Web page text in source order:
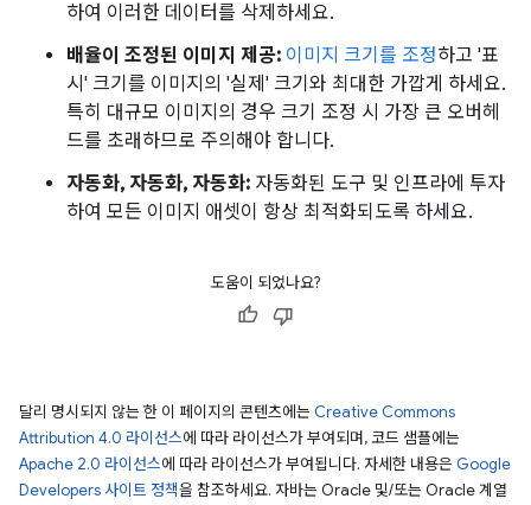
하여 이러한 데이터를 삭제하세요.
배율이 조정된 이미지 제공: 이미지 크기를 조정하고 '표
시' 크기를 이미지의 '실제' 크기와 최대한 가깝게 하세요.
특히 대규모 이미지의 경우 크기 조정 시 가장 큰 오버헤
드를 초래하므로 주의해야 합니다.
자동화, 자동화, 자동화: 자동화된 도구 및 인프라에 투자
하여 모든 이미지 애셋이 항상 최적화되도록 하세요.
도움이 되었나요?
달리 명시되지 않는 한 이 페이지의 콘텐츠에는 Creative Commons
Attribution 4.0 라이선스에 따라 라이선스가 부여되며, 코드 샘플에는
Apache 2.0 라이선스에 따라 라이선스가 부여됩니다. 자세한 내용은 Google
Developers 사이트 정책을 참조하세요. 자바는 Oracle 및/또는 Oracle 계열